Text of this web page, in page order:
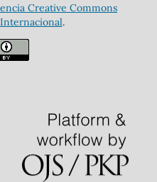
Creative Commons
.